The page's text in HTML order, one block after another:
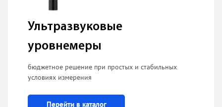
Ультразвуковые
уровнемеры
бюджетное решение при простых и стабильных
условиях измерения
Перейти в каталог